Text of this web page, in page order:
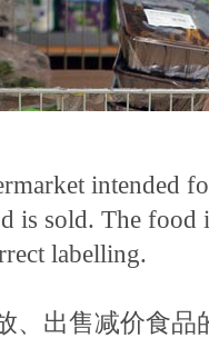
intended
is sold. The food
labelling.
、出售减价食品